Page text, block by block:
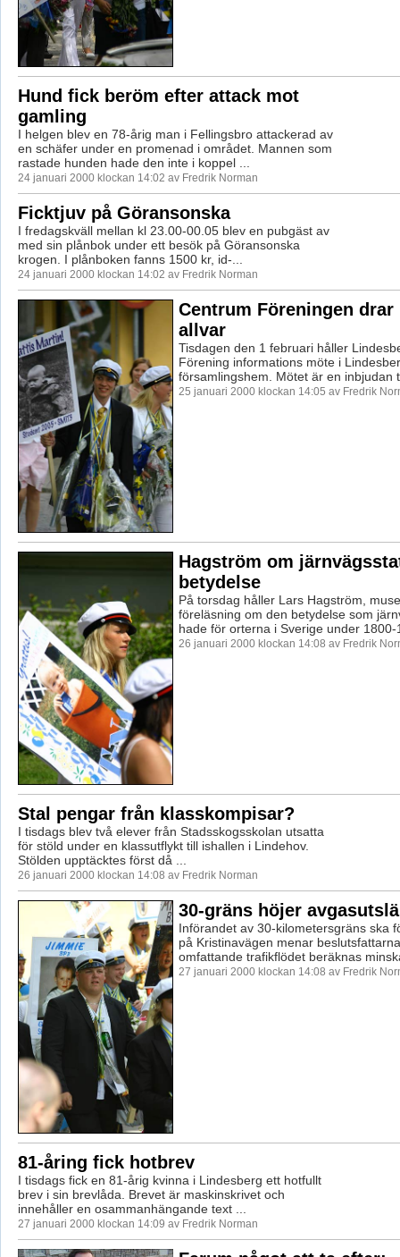
Hund fick beröm efter attack mot
gamling
I helgen blev en 78-årig man i Fellingsbro attackerad av
en schäfer under en promenad i området. Mannen som
rastade hunden hade den inte i koppel ...
24 januari 2000 klockan 14:02 av Fredrik Norman
Ficktjuv på Göransonska
I fredagskväll mellan kl 23.00-00.05 blev en pubgäst av
med sin plånbok under ett besök på Göransonska
krogen. I plånboken fanns 1500 kr, id-...
24 januari 2000 klockan 14:02 av Fredrik Norman
Centrum Föreningen drar
allvar
Tisdagen den 1 februari håller
Förening informations möte i
församlingshem. Mötet är en inbjudan
25 januari 2000 klockan 14:05 av Fredrik
Hagström om
betydelse
På torsdag håller Lars Hagström,
föreläsning om den betydelse som
hade för orterna i Sverige under 1800-
26 januari 2000 klockan 14:08 av Fredrik
Stal pengar från klasskompisar?
I tisdags blev två elever från Stadsskogsskolan utsatta
för stöld under en klassutflykt till ishallen i Lindehov.
Stölden upptäcktes först då ...
26 januari 2000 klockan 14:08 av Fredrik Norman
30-gräns höjer
Införandet av 30-kilometersgräns ska
på Kristinavägen menar
omfattande trafikflödet beräknas
27 januari 2000 klockan 14:08 av Fredrik
81-åring fick hotbrev
I tisdags fick en 81-årig kvinna i Lindesberg ett hotfullt
brev i sin brevlåda. Brevet är maskinskrivet och
innehåller en osammanhängande text ...
27 januari 2000 klockan 14:09 av Fredrik Norman